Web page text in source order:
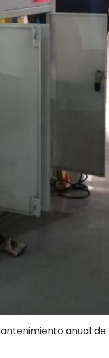
anual de